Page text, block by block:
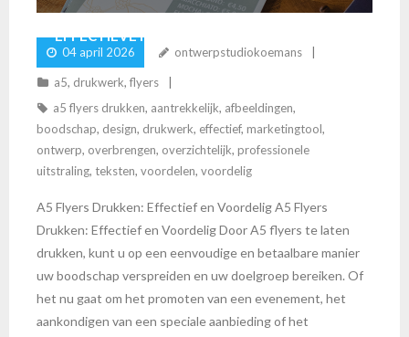
EFFECTIEVE MARKETINGCAMPAGNES
04 april 2026 ontwerpstudiokoemans
a5, drukwerk, flyers
a5 flyers drukken, aantrekkelijk, afbeeldingen,
boodschap, design, drukwerk, effectief, marketingtool,
ontwerp, overbrengen, overzichtelijk, professionele
uitstraling, teksten, voordelen, voordelig
A5 Flyers Drukken: Effectief en Voordelig A5 Flyers
Drukken: Effectief en Voordelig Door A5 flyers te laten
drukken, kunt u op een eenvoudige en betaalbare manier
uw boodschap verspreiden en uw doelgroep bereiken. Of
het nu gaat om het promoten van een evenement, het
aankondigen van een speciale aanbieding of het